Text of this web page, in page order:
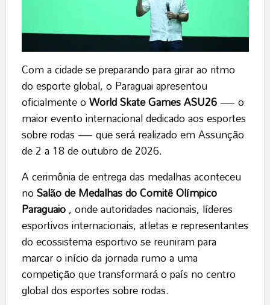
Com a cidade se preparando para girar ao ritmo
do esporte global, o Paraguai apresentou
oficialmente oWorld Skate Games ASU26— o
maior evento internacional dedicado aos esportes
sobre rodas — que será realizado em Assunção
de 2 a 18 de outubro de 2026.
A cerimônia de entrega das medalhas aconteceu
noSalão de Medalhas do Comitê Olímpico
Paraguaio, onde autoridades nacionais, líderes
esportivos internacionais, atletas e representantes
do ecossistema esportivo se reuniram para
marcar o início da jornada rumo a uma
competição que transformará o país no centro
global dos esportes sobre rodas.